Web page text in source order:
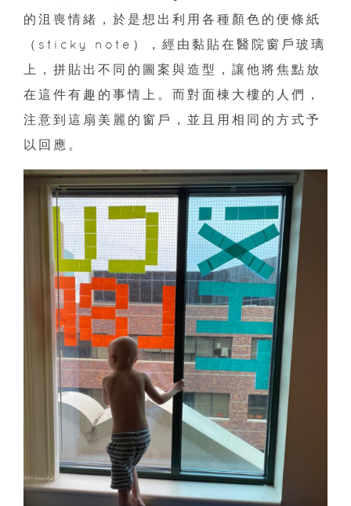
的沮喪情緒，於是想出利用各種顏色的便條紙
（sticky note），經由黏貼在醫院窗戶玻璃
上，拼貼出不同的圖案與造型，讓他將焦點放
在這件有趣的事情上。而對面棟大樓的人們，
注意到這扇美麗的窗戶，並且用相同的方式予
以回應。